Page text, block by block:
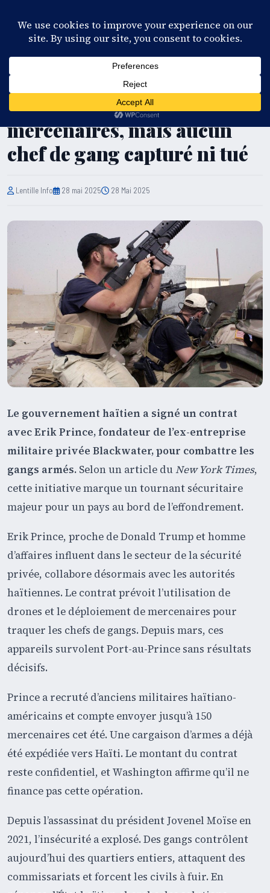
Haïti: des drones, des
mercenaires, mais aucun
chef de gang capturé ni tué
Lentille Info 28 mai 2025 28 Mai 2025
Le gouvernement haïtien a signé un contrat
avec Erik Prince, fondateur de l’ex-entreprise
militaire privée Blackwater, pour combattre les
gangs armés. Selon un article duNew York Times,
cette initiative marque un tournant sécuritaire
majeur pour un pays au bord de l’effondrement.
Erik Prince, proche de Donald Trump et homme
d’affaires influent dans le secteur de la sécurité
privée, collabore désormais avec les autorités
haïtiennes. Le contrat prévoit l’utilisation de
drones et le déploiement de mercenaires pour
traquer les chefs de gangs. Depuis mars, ces
appareils survolent Port-au-Prince sans résultats
décisifs.
Prince a recruté d’anciens militaires haïtiano-
américains et compte envoyer jusqu’à 150
mercenaires cet été. Une cargaison d’armes a déjà
été expédiée vers Haïti. Le montant du contrat
reste confidentiel, et Washington affirme qu’il ne
finance pas cette opération.
Depuis l’assassinat du président Jovenel Moïse en
2021, l’insécurité a explosé. Des gangs contrôlent
aujourd’hui des quartiers entiers, attaquent des
commissariats et forcent les civils à fuir. En